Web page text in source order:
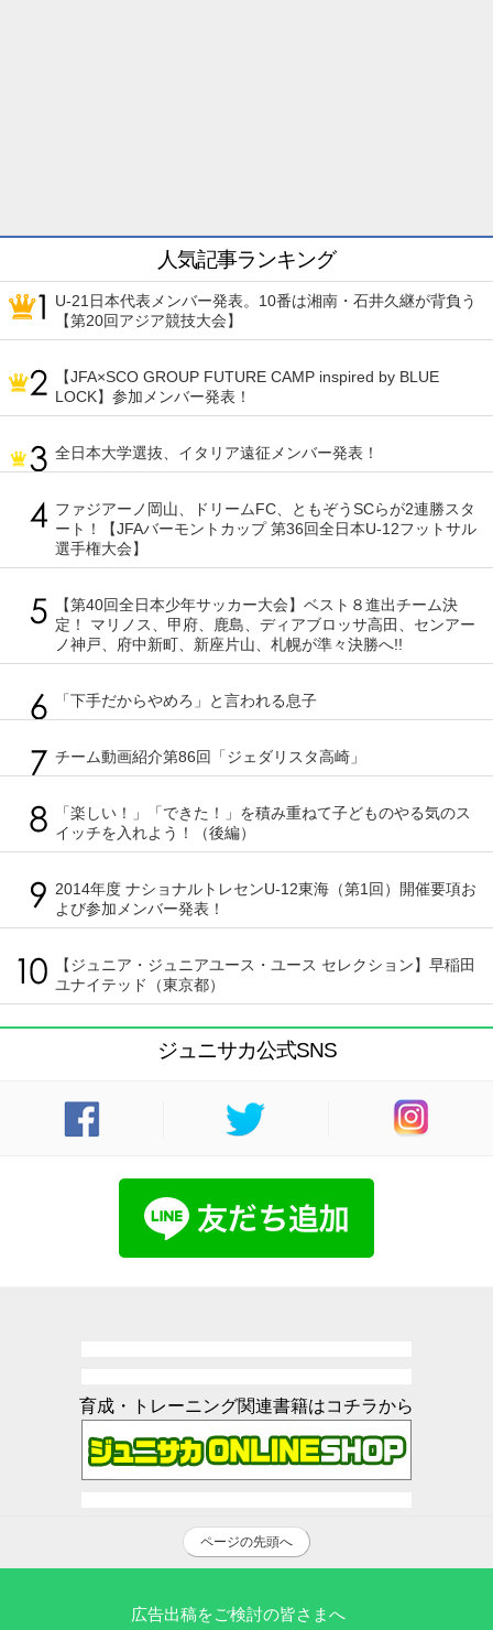
人気記事ランキング
U-21日本代表メンバー発表。10番は湘南・石井久継が背負う
【第20回アジア競技大会】
【JFA×SCO GROUP FUTURE CAMP inspired by BLUE
LOCK】参加メンバー発表！
全日本大学選抜、イタリア遠征メンバー発表！
ファジアーノ岡山、ドリームFC、ともぞうSCらが2連勝スタ
ート！【JFAバーモントカップ 第36回全日本U-12フットサル
選手権大会】
【第40回全日本少年サッカー大会】ベスト８進出チーム決
定！ マリノス、甲府、鹿島、ディアブロッサ高田、センアー
ノ神戸、府中新町、新座片山、札幌が準々決勝へ!!
「下手だからやめろ」と言われる息子
チーム動画紹介第86回「ジェダリスタ高崎」
「楽しい！」「できた！」を積み重ねて子どものやる気のス
イッチを入れよう！（後編）
2014年度 ナショナルトレセンU-12東海（第1回）開催要項お
よび参加メンバー発表！
【ジュニア・ジュニアユース・ユース セレクション】早稲田
ユナイテッド（東京都）
ジュニサカ公式SNS
育成・トレーニング関連書籍はコチラから
ページの先頭へ
広告出稿をご検討の皆さまへ